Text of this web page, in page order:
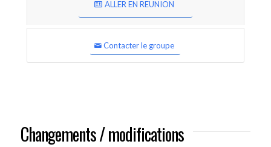
ALLER EN REUNION
Contacter le groupe
Changements / modifications